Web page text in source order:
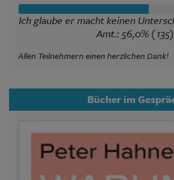
Ich glaube er macht keinen
Amt.: 56,0% (135)
Allen Teilnehmern einen herzlichen Dank!
Bücher im